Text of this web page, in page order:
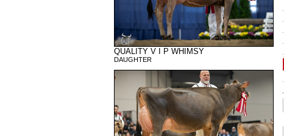
QUALITY V I P WHIMSY
DAUGHTER